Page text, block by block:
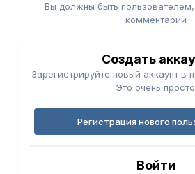
Вы должны быть пользователем,
комментарий
Создать
Зарегистрируйте новый аккаунт в
Это очень
Регистрация нового
Войти